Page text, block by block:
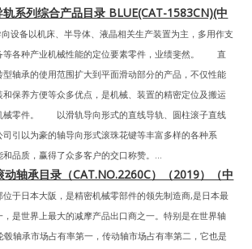
系列综合产品目录 BLUE(CAT-1583CN)(中
备以机床、半导体、液晶相关生产装置为主，多用作支
等各种产业机械性能的定位要素零件，业绩斐然。 直
轴承的使用范围扩大到平面滑动部分的产品，不仅性能
保养方便等众多优点，是机械、装置的精密定位及搬运
械零件。 以滑轨导向形式的直线导轨、圆柱滚子直线
引以为豪的轴导向形式滚珠花键等丰富多样的各种系
品质，赢得了众多客户的交口称赞。...
动轴承目录（CAT.NO.2260C）（2019）（中
日本大阪，是精密机械零部件的领先制造商,是日本最
是世界上最大的减摩产品出口商之一。特别是在世界轴
毂轴承市场占有率第一，传动轴市场占有率第二，它也是